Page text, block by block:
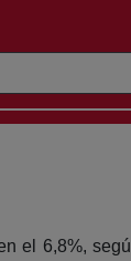
el 6,8%,